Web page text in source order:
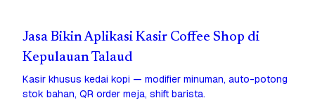
Jasa Bikin Aplikasi Kasir Coffee Shop di
Kepulauan Talaud
Kasir khusus kedai kopi — modifier minuman, auto-potong
stok bahan, QR order meja, shift barista.